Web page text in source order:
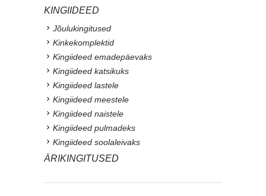
KINGIIDEED
Jõulukingitused
Kinkekomplektid
Kingiideed emadepäevaks
Kingiideed katsikuks
Kingiideed lastele
Kingiideed meestele
Kingiideed naistele
Kingiideed pulmadeks
Kingiideed soolaleivaks
ÄRIKINGITUSED